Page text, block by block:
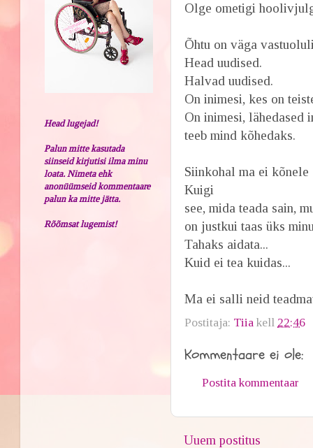
Olge ometigi
Õhtu on väga
Head uudised.
Halvad uudised.
On inimesi, kes on
On inimesi, lähedased
teeb mind kõhedaks.
Siinkohal ma ei kõnele
Kuigi
see, mida teada sain,
on justkui taas üks
Tahaks aidata...
Kuid ei tea kuidas...
Ma ei salli neid
Postitaja: Tiia kell 22:46
Kommentaare ei ole:
Postita kommentaar
Uuem postitus
Head lugejad!
Palun mitte kasutada
siinseid kirjutisi ilma minu
loata. Nimeta ehk
anonüümseid kommentaare
palun ka mitte jätta.
Rõõmsat lugemist!